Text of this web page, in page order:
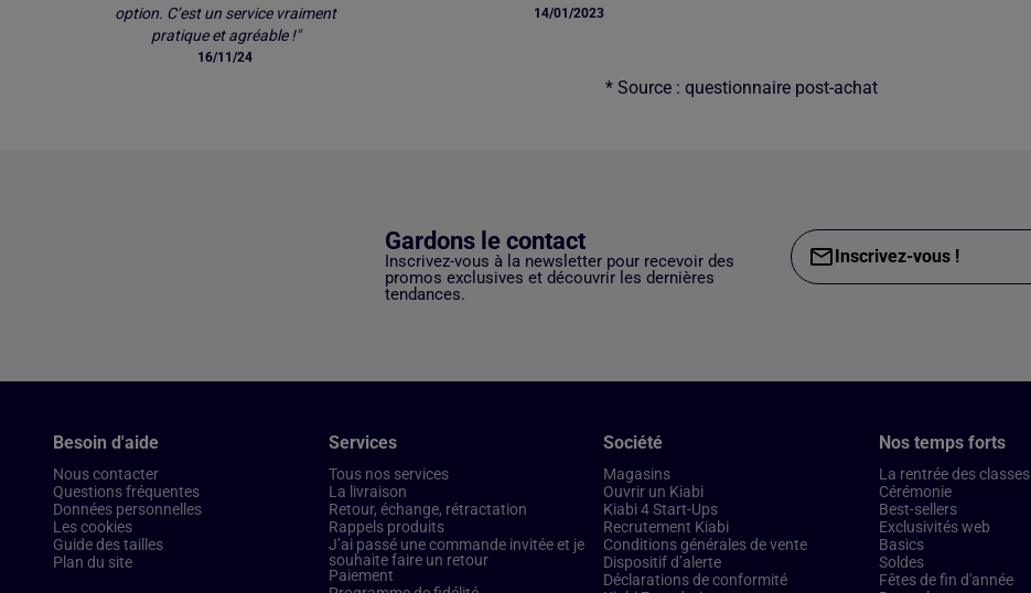
option. C’est un service vraiment
pratique et agréable !"
16/11/24
14/01/2023
* Source : questionnaire post-achat
Gardons le contact
Inscrivez-vous à la newsletter pour recevoir des
promos exclusives et découvrir les dernières
tendances.
Inscrivez-vous !
Besoin d'aide
Nous contacter
Questions fréquentes
Données personnelles
Les cookies
Guide des tailles
Plan du site
Services
Tous nos services
La livraison
Retour, échange, rétractation
Rappels produits
J’ai passé une commande invitée et je
souhaite faire un retour
Paiement
Société
Magasins
Ouvrir un Kiabi
Kiabi 4 Start-Ups
Recrutement Kiabi
Conditions générales de vente
Dispositif d’alerte
Déclarations de conformité
Nos temps forts
La rentrée des classes
Cérémonie
Best-sellers
Exclusivités web
Basics
Soldes
Fêtes de fin d'année